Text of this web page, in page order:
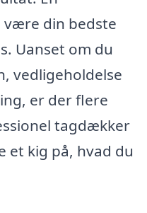
være din bedste
Uanset om du
vedligeholdelse
er der flere
tagdækker
et kig på, hvad du